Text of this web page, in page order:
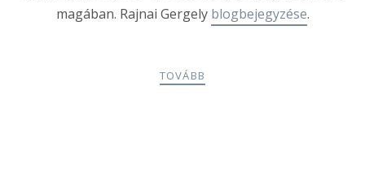
magában. Rajnai Gergely blogbejegyzése.
TOVÁBB